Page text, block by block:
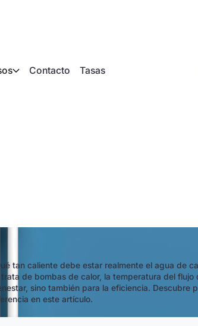
Contacto Tasas
tan caliente debe estar realmente el agua de
trata de bombas de calor, la temperatura del
sino también para la eficiencia. Descubre
en este artículo.